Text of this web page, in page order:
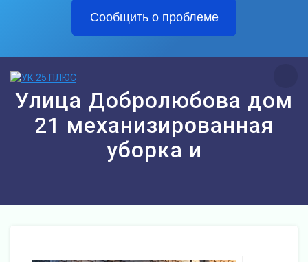
Сообщить о проблеме
контенту
Улица Добролюбова дом
21 механизированная
уборка и